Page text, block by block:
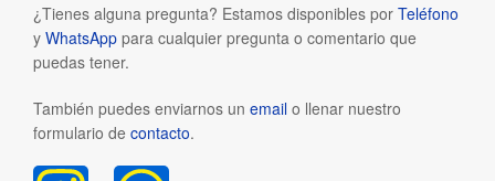
¿Tienes alguna pregunta? Estamos disponibles por Teléfono
y WhatsApp para cualquier pregunta o comentario que
puedas tener.
También puedes enviarnos un email o llenar nuestro
formulario de contacto.